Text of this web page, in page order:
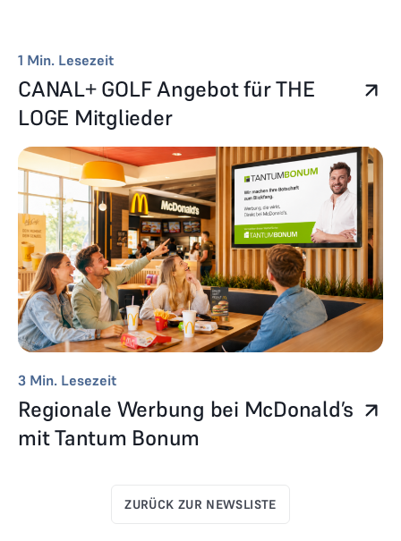
1 Min. Lesezeit
CANAL+ GOLF Angebot für THE
LOGE Mitglieder
3 Min. Lesezeit
Regionale Werbung bei McDonald’s
mit Tantum Bonum
ZURÜCK ZUR NEWSLISTE